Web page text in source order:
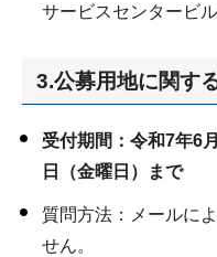
サービスセンタービル
3.公募用地に関す
受付期間：令和7年6
日（金曜日）まで
質問方法：メールに
せん。